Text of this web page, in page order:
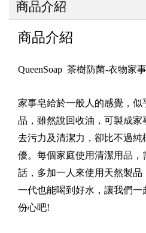
商品介紹
商品介紹
QueenSoap 茶樹防菌-衣物家
家事皂給於一般人的感覺，
品，雖然說回收油，可製成家
去污力及清潔力，卻比不過
優。每個家庭使用清潔用品，
話，多加一人來使用天然製
一代也能喝到好水，讓我們
份心吧!